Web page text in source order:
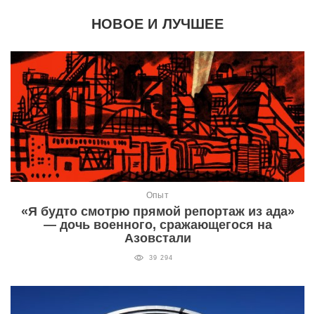
НОВОЕ И ЛУЧШЕЕ
Опыт
«Я будто смотрю прямой репортаж из ада»
— дочь военного, сражающегося на
Азовстали
39 294